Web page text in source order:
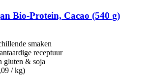
Bio-​Protein, Cacao (540 g)
smaken
receptuur
gluten & soja
/ kg)